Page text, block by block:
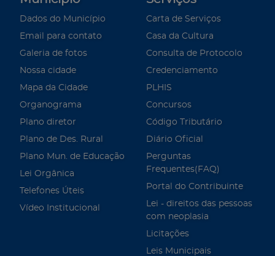
Dados do Município
Email para contato
Galeria de fotos
Nossa cidade
Mapa da Cidade
Organograma
Plano diretor
Plano de Des. Rural
Plano Mun. de Educação
Lei Orgânica
Telefones Úteis
Vídeo Institucional
Carta de Serviços
Casa da Cultura
Consulta de Protocolo
Credenciamento
PLHIS
Concursos
Código Tributário
Diário Oficial
Perguntas
Frequentes(FAQ)
Portal do Contribuinte
Lei - direitos das pessoas
com neoplasia
Licitações
Leis Municipais